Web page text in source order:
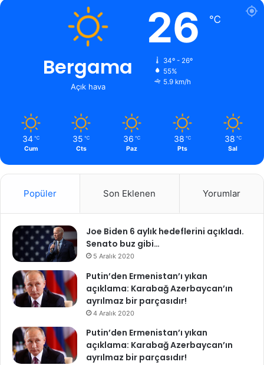
Bergama
Açık hava
26 ℃
34º - 26º
55%
5.9 km/h
34 ℃
Cum
35 ℃
Cts
36 ℃
Paz
38 ℃
Pts
38 ℃
Sal
Popüler Son Eklenen Yorumlar
Joe Biden 6 aylık hedeflerini açıkladı.
Senato buz gibi…
5 Aralık 2020
Putin’den Ermenistan’ı yıkan
açıklama: Karabağ Azerbaycan’ın
ayrılmaz bir parçasıdır!
4 Aralık 2020
Putin’den Ermenistan’ı yıkan
açıklama: Karabağ Azerbaycan’ın
ayrılmaz bir parçasıdır!